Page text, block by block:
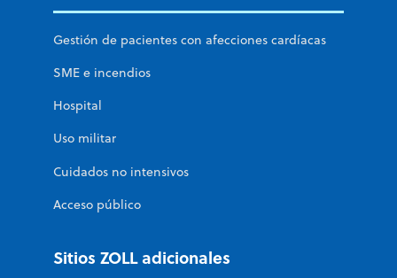
Gestión de pacientes con afecciones cardíacas
SME e incendios
Hospital
Uso militar
Cuidados no intensivos
Acceso público
Sitios ZOLL adicionales